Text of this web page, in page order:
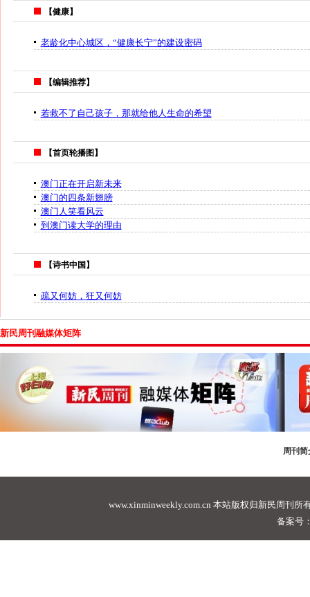
【健康】
老龄化中心城区，“健康长宁”的建设密码
【编辑推荐】
若救不了自己孩子，那就给他人生命的希望
【首页轮播图】
澳门正在开启新未来
澳门的四条新翅膀
澳门人笑看风云
到澳门读大学的理由
【诗书中国】
疏又何妨，狂又何妨
新民周刊融媒体矩阵
周刊简
www.xinminweekly.com.cn 本站版权归新民周刊所
备案号